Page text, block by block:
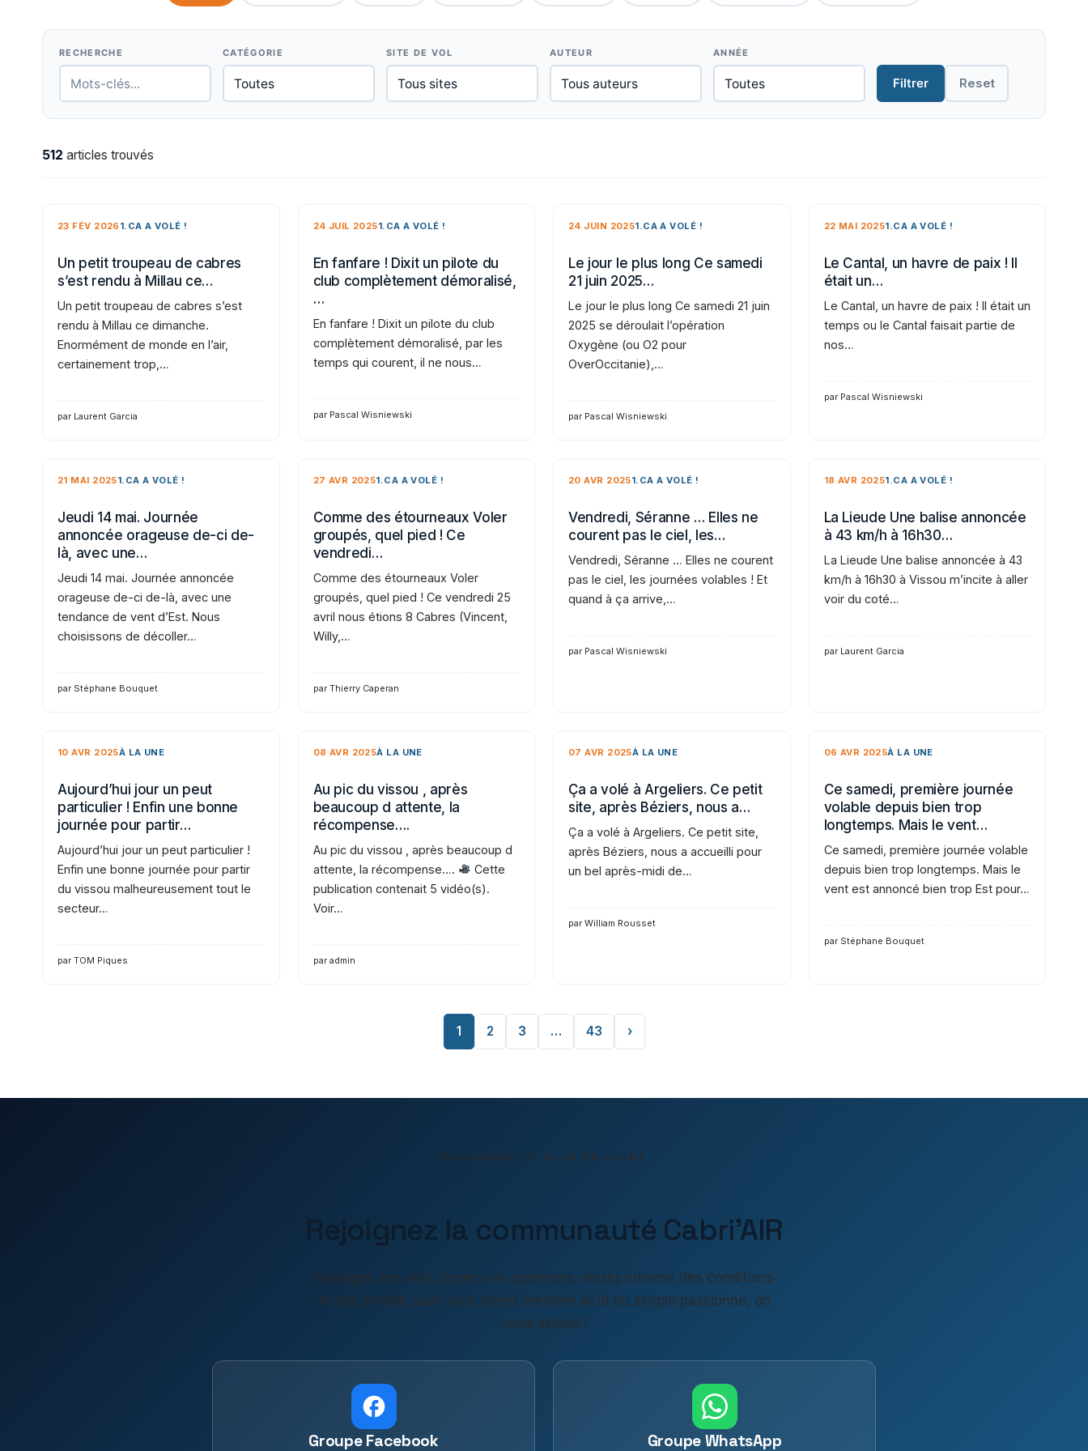
RECHERCHE CATÉGORIE SITE DE VOL AUTEUR ANNÉE
Filtrer Reset
512 articles trouvés
23 FÉV 2026 1.CA A VOLÉ !
Un petit troupeau de cabres
s’est rendu à Millau ce…
Un petit troupeau de cabres s’est
rendu à Millau ce dimanche.
Enormément de monde en l’air,
certainement trop,…
par Laurent Garcia
24 JUIL 20251.CA A VOLÉ !
En fanfare ! Dixit un pilote du
club complètement démoralisé,
…
En fanfare ! Dixit un pilote du club
complètement démoralisé, par les
temps qui courent, il ne nous…
par Pascal Wisniewski
24 JUIN 20251.CA A VOLÉ !
Le jour le plus long Ce samedi
21 juin 2025…
Le jour le plus long Ce samedi 21 juin
2025 se déroulait l’opération
Oxygène (ou O2 pour
OverOccitanie),…
par Pascal Wisniewski
22 MAI 20251.CA A VOLÉ !
Le Cantal, un havre de paix ! Il
était un…
Le Cantal, un havre de paix ! Il était un
temps ou le Cantal faisait partie de
nos…
par Pascal Wisniewski
21 MAI 20251.CA A VOLÉ !
Jeudi 14 mai. Journée
annoncée orageuse de-ci de-
là, avec une…
Jeudi 14 mai. Journée annoncée
orageuse de-ci de-là, avec une
tendance de vent d’Est. Nous
choisissons de décoller…
par Stéphane Bouquet
27 AVR 20251.CA A VOLÉ !
Comme des étourneaux Voler
groupés, quel pied ! Ce
vendredi…
Comme des étourneaux Voler
groupés, quel pied ! Ce vendredi 25
avril nous étions 8 Cabres (Vincent,
Willy,…
par Thierry Caperan
20 AVR 20251.CA A VOLÉ !
Vendredi, Séranne … Elles ne
courent pas le ciel, les…
Vendredi, Séranne … Elles ne courent
pas le ciel, les journées volables ! Et
quand à ça arrive,…
par Pascal Wisniewski
18 AVR 20251.CA A VOLÉ !
La Lieude Une balise annoncée
à 43 km/h à 16h30…
La Lieude Une balise annoncée à 43
km/h à 16h30 à Vissou m’incite à aller
voir du coté…
par Laurent Garcia
10 AVR 2025À LA UNE
Aujourd’hui jour un peut
particulier ! Enfin une bonne
journée pour partir…
Aujourd’hui jour un peut particulier !
Enfin une bonne journée pour partir
du vissou malheureusement tout le
secteur…
par TOM Piques
08 AVR 2025À LA UNE
Au pic du vissou , après
beaucoup d attente, la
récompense….
Au pic du vissou , après beaucoup d
attente, la récompense….
Cette
publication contenait 5 vidéo(s).
Voir…
par admin
07 AVR 2025À LA UNE
Ça a volé à Argeliers. Ce petit
site, après Béziers, nous a…
Ça a volé à Argeliers. Ce petit site,
après Béziers, nous a accueilli pour
un bel après-midi de…
par William Rousset
06 AVR 2025À LA UNE
Ce samedi, première journée
volable depuis bien trop
longtemps. Mais le vent…
Ce samedi, première journée volable
depuis bien trop longtemps. Mais le
vent est annoncé bien trop Est pour…
par Stéphane Bouquet
1 2 3 … 43 ›
REJOINDRE LE CLUB EN LIGNE
Rejoignez la communauté Cabri'AIR
Partagez vos vols, posez vos questions, restez informé des conditions
et des sorties. Que vous soyez membre actif ou simple passionné, on
vous attend !
Groupe Facebook Groupe WhatsApp